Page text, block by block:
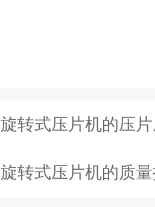
旋转式压片机的压
旋转式压片机的质